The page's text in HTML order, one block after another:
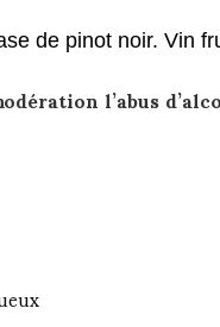
de pinot noir. Vin
l’abus